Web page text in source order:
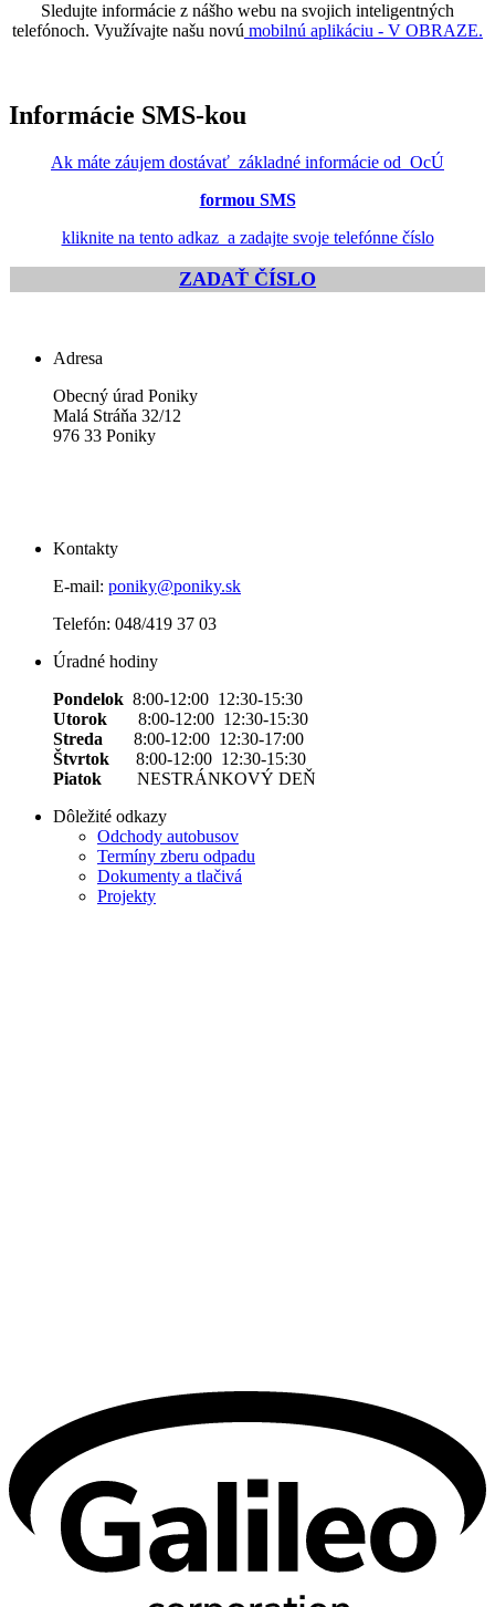
Sledujte informácie z nášho webu na svojich inteligentných
telefónoch. Využívajte našu novú mobilnú aplikáciu - V OBRAZE.
Informácie SMS-kou
Ak máte záujem dostávať základné informácie od OcÚ
formou SMS
kliknite na tento adkaz a zadajte svoje telefónne číslo
ZADAŤ ČÍSLO
Adresa
Obecný úrad Poniky
Malá Stráňa 32/12
976 33 Poniky
Kontakty
E-mail: poniky@poniky.sk
Telefón: 048/419 37 03
Úradné hodiny
Pondelok 8:00-12:00 12:30-15:30
Utorok 8:00-12:00 12:30-15:30
Streda 8:00-12:00 12:30-17:00
Štvrtok
8:00-12:00 12:30-15:30
Piatok NESTRÁNKOVÝ DEŇ
Dôležité odkazy
Odchody autobusov
Termíny zberu odpadu
Dokumenty a tlačivá
Projekty